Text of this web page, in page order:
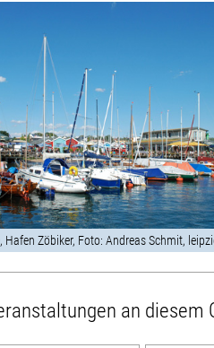
Hafen Zöbiker, Foto: Andreas Schmit,
an diesem